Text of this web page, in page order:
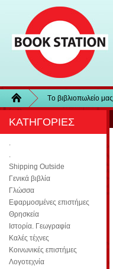
Τo βιβλιοπωλείo μας
ΚΑΤΗΓΟΡΙΕΣ
.
.
Shipping Outside
Γενικά βιβλία
Γλώσσα
Εφαρμοσμένες επιστήμες
Θρησκεία
Ιστορία. Γεωγραφία
Καλές τέχνες
Κοινωνικές επιστήμες
Λογοτεχνία